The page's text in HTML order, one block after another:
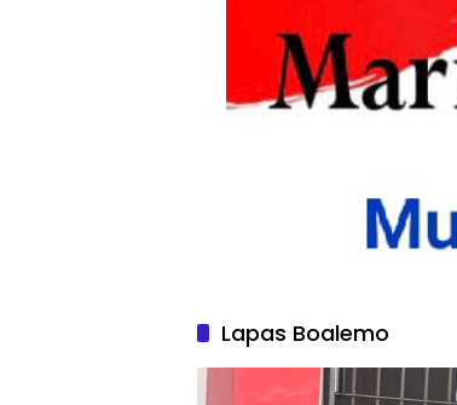
Lapas Boalemo